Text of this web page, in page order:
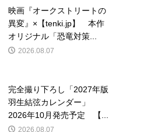
映画『オークストリートの
異変』×【tenki.jp】 本作
オリジナル「恐竜対策...
2026.08.07
完全撮り下ろし「2027年版
羽生結弦カレンダー」
2026年10月発売予定 【...
2026.08.07